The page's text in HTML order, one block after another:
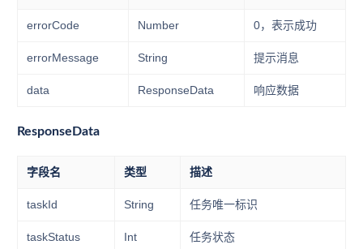
errorCode Number 0，表示成功
errorMessage String 提示消息
data ResponseData 响应数据
ResponseData
字段名 类型 描述
taskId String 任务唯一标识
taskStatus Int 任务状态